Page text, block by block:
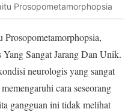
Prosopometamorphopsia
Sangat Jarang Dan Unik.
neurologis yang sangat
cara seseorang
gangguan ini tidak melihat